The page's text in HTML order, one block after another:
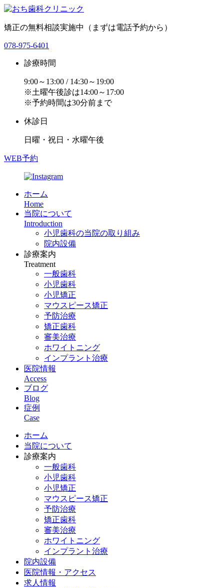
矯正の無料相談実施中（まずは電話予約から）
078-975-6401
診療時間
9:00～13:00 / 14:30～19:00
※土曜午後診は14:00～17:00
※予約時間は30分前まで
休診日
日曜・祝日・水曜午後
WEB予約
ホーム
Home
当院について
Introduction
小児歯科の当院の取り組み
院内設備
診療案内
Treatment
一般歯科
小児歯科
小児矯正
マウスピース矯正
予防治療
矯正歯科
審美治療
ホワイトニング
インプラント治療
医院情報
Access
ブログ
Blog
症例
Case
ホーム
当院について
診療案内
一般歯科
小児歯科
小児矯正
マウスピース矯正
予防治療
矯正歯科
審美治療
ホワイトニング
インプラント治療
院内設備
医院情報・アクセス
求人情報